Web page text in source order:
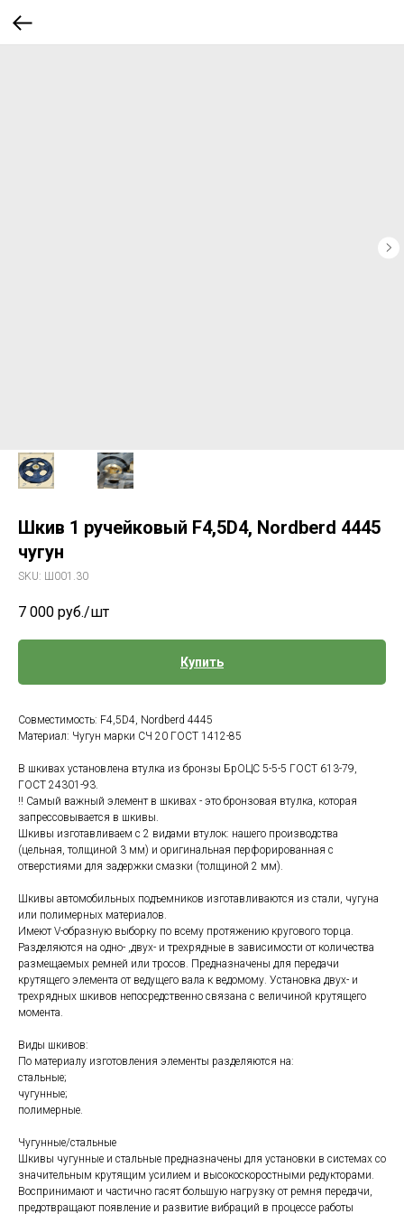
Шкив 1 ручейковый F4,5D4, Nordberd 4445
чугун
SKU: Ш001.30
7 000 руб./шт
Купить
Совместимость: F4,5D4, Nordberd 4445
Материал: Чугун марки СЧ 20 ГОСТ 1412-85
В шкивах установлена втулка из бронзы БрОЦС 5-5-5 ГОСТ 613-79,
ГОСТ 24301-93.
!! Самый важный элемент в шкивах - это бронзовая втулка, которая
запрессовывается в шкивы.
Шкивы изготавливаем с 2 видами втулок: нашего производства
(цельная, толщиной 3 мм) и оригинальная перфорированная с
отверстиями для задержки смазки (толщиной 2 мм).
Шкивы автомобильных подъемников изготавливаются из стали, чугуна
или полимерных материалов.
Имеют V-образную выборку по всему протяжению кругового торца.
Разделяются на одно- ,двух- и трехрядные в зависимости от количества
размещаемых ремней или тросов. Предназначены для передачи
крутящего элемента от ведущего вала к ведомому. Установка двух- и
трехрядных шкивов непосредственно связана с величиной крутящего
момента.
Виды шкивов:
По материалу изготовления элементы разделяются на:
стальные;
чугунные;
полимерные.
Чугунные/стальные
Шкивы чугунные и стальные предназначены для установки в системах со
значительным крутящим усилием и высокоскоростными редукторами.
Воспринимают и частично гасят большую нагрузку от ремня передачи,
предотвращают появление и развитие вибраций в процессе работы